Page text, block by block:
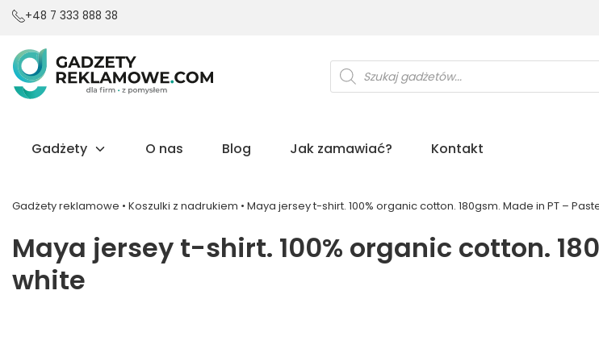
+48 7 333 888 38
Wyszukiwarka
produktów
Gadżety O nas Blog Jak zamawiać? Kontakt
Gadżety reklamowe • Koszulki z nadrukiem • Maya jersey t-shirt. 100% organic cotton. 180gsm. Made in PT –
Maya jersey t-shirt. 100% organic cotton.
white